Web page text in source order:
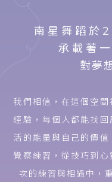
南星舞蹈於
承載著
對夢
我們相信，在這個空
經驗，每個人都能找
活的能量與自己的價
覺察練習，從技巧到
次的練習與相遇中，